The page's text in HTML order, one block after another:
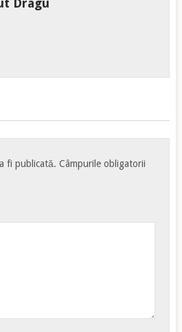
fi publicată. Câmpurile obligatorii